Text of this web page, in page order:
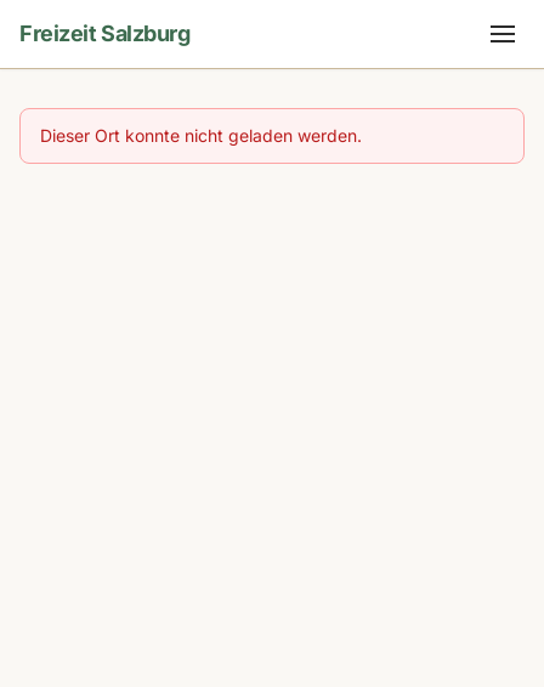
Freizeit Salzburg
Dieser Ort konnte nicht geladen werden.